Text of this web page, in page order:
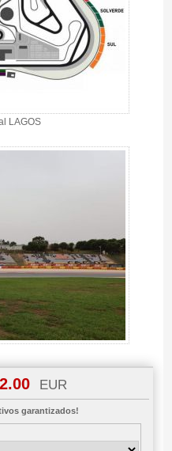
LAGOS
EUR
garantizados!